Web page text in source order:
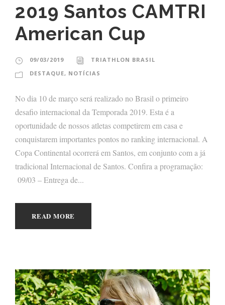
2019 Santos CAMTRI
American Cup
09/03/2019
TRIATHLON BRASIL
DESTAQUE, NOTÍCIAS
No dia 10 de março será realizado no Brasil o primeiro
desafio internacional da Temporada 2019. Esta é a
oportunidade de nossos atletas competirem em casa e
conquistarem importantes pontos no ranking internacional. A
Copa Continental ocorrerá em Santos, em conjunto com a já
tradicional Internacional de Santos. Confira a programação:
09/03 – Entrega de...
READ MORE